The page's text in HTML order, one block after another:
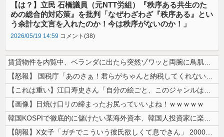
【は？】立民 石橋議員（元NTT労組）『秩序ある共生のた
めの総合的対応策』を批判「なぜわざわざ『秩序ある』とい
う余計な文言を入れたのか！今は秩序がないのか！」
2026/05/19 14:59 コメント(38)
賃貸物件を内覧中、ベランダに出たら突然ゾワッと両腕に鳥肌が出た。「やっ...
【怒報】 国税庁「あのさぁ！君らがちゃんと納税してくれないとこうなっち...
【これは重い】江口寿史さん「自分の絵ごと、このジャンルはそろそろ終わり...
【画像】日焼け口リの締まったお尻っていいよね！ｗｗｗｗｗ
韓国KOSPIで徹底的に儲けたい某海外資本、韓国人投資家に楽観的すぎる...
【朗報】X女子「ガチでこういう彼氏欲しくて息できん」 2000万バズ